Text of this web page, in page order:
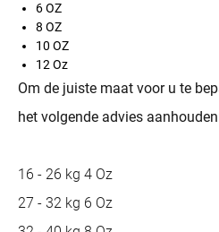
6 OZ
8 OZ
10 OZ
12 Oz
Om de juiste maat voor u te
het volgende advies
16 - 26 kg 4 Oz
27 - 32 kg 6 Oz